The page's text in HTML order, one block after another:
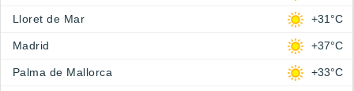
Lloret de Mar +31°C
Madrid +37°C
Palma de Mallorca +33°C